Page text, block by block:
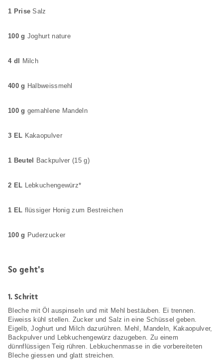
1 Prise Salz
100 g Joghurt nature
4 dl Milch
400 g Halbweissmehl
100 g gemahlene Mandeln
3 EL Kakaopulver
1 Beutel Backpulver (15 g)
2 EL Lebkuchengewürz*
1 EL flüssiger Honig zum Bestreichen
100 g Puderzucker
So geht's
1.Schritt
Bleche mit Öl auspinseln und mit Mehl bestäuben. Ei trennen.
Eiweiss kühl stellen. Zucker und Salz in eine Schüssel geben.
Eigelb, Joghurt und Milch dazurühren. Mehl, Mandeln, Kakaopulver,
Backpulver und Lebkuchengewürz dazugeben. Zu einem
dünnflüssigen Teig rühren. Lebkuchenmasse in die vorbereiteten
Bleche giessen und glatt streichen.